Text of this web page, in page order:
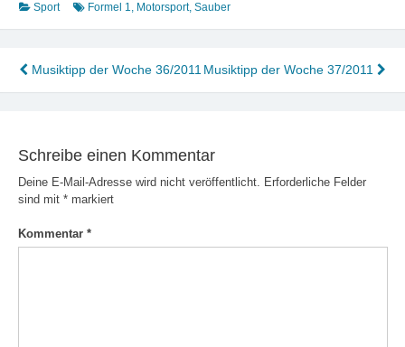
Sport Formel 1, Motorsport, Sauber
Beitragsnavigation
Musiktipp der Woche 36/2011Musiktipp der Woche 37/2011
Schreibe einen Kommentar
Deine E-Mail-Adresse wird nicht veröffentlicht.
Erforderliche Felder
sind mit *markiert
Kommentar *